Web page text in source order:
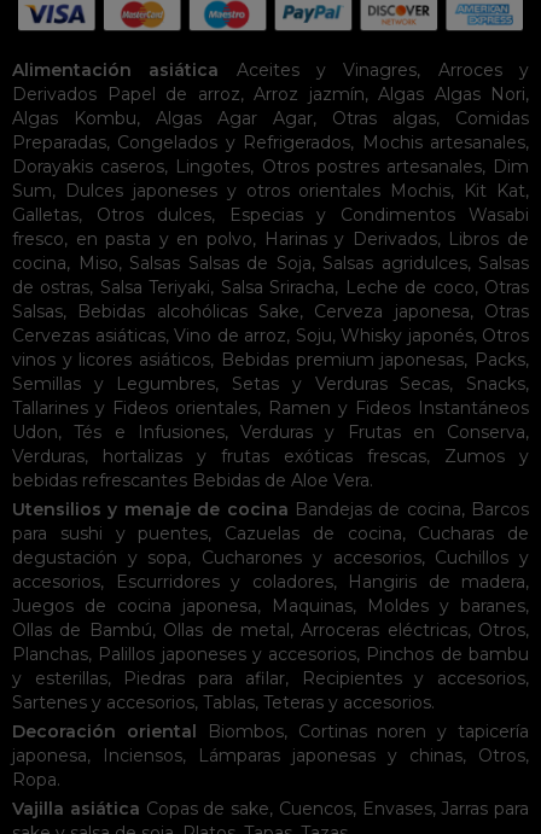
Alimentación asiática Aceites y Vinagres, Arroces y
Derivados
Papel de arroz, Arroz jazmín, Algas Algas Nori,
Algas Kombu, Algas Agar Agar, Otras algas, Comidas
Preparadas, Congelados y Refrigerados, Mochis artesanales,
Dorayakis caseros, Lingotes, Otros postres artesanales, Dim
Sum, Dulces japoneses y otros orientales Mochis, Kit Kat,
Galletas, Otros dulces, Especias y Condimentos
Wasabi
fresco, en pasta y en polvo, Harinas y Derivados, Libros de
cocina, Miso, Salsas Salsas de Soja, Salsas agridulces, Salsas
de ostras, Salsa Teriyaki, Salsa Sriracha, Leche de coco, Otras
Salsas, Bebidas alcohólicas Sake, Cerveza japonesa, Otras
Cervezas asiáticas, Vino de arroz, Soju, Whisky japonés, Otros
vinos y licores asiáticos, Bebidas premium japonesas, Packs,
Semillas y Legumbres, Setas y Verduras Secas, Snacks,
Tallarines y Fideos orientales, Ramen y Fideos Instantáneos
Udon,Tés e Infusiones, Verduras y Frutas en Conserva,
Verduras, hortalizas y frutas exóticas frescas, Zumos y
bebidas refrescantes Bebidas de Aloe Vera.
Utensilios y menaje de cocina Bandejas de cocina, Barcos
para sushi y puentes, Cazuelas de cocina, Cucharas de
degustación y sopa, Cucharones y accesorios, Cuchillos y
accesorios, Escurridores y coladores, Hangiris de madera,
Juegos de cocina japonesa, Maquinas, Moldes y baranes,
Ollas de Bambú, Ollas de metal,Arroceras eléctricas, Otros,
Planchas, Palillos japoneses y accesorios, Pinchos de bambu
y esterillas, Piedras para afilar, Recipientes y accesorios,
Sartenes y accesorios, Tablas, Teteras y accesorios.
Decoración oriental
Biombos, Cortinas noren y tapicería
japonesa, Inciensos, Lámparas japonesas y chinas, Otros,
Ropa.
Vajilla asiática Copas de sake, Cuencos, Envases,Jarras para